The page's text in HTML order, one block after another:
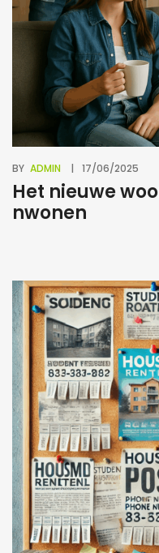
BY ADMIN 17/06/2025
Het nieuwe
nwonen